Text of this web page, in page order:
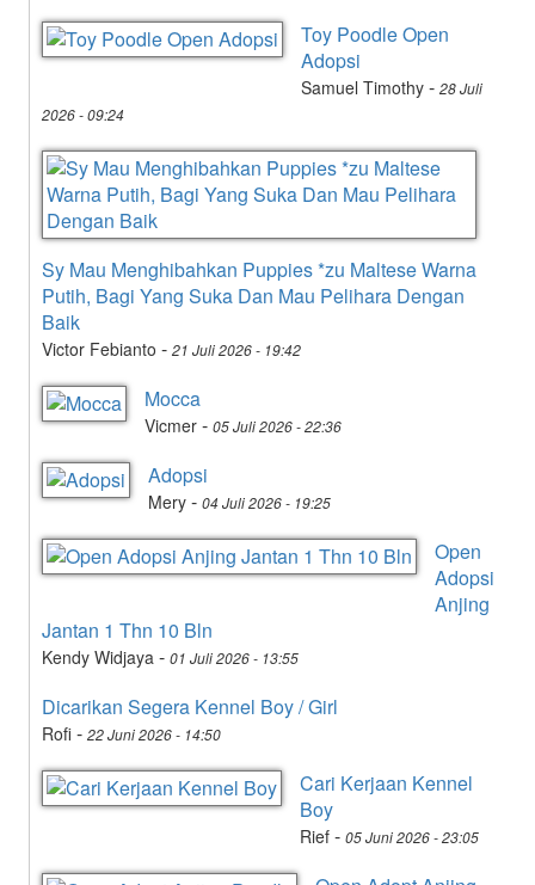
Toy Poodle Open
Adopsi
Samuel Timothy - 28 Juli
2026 - 09:24
Sy Mau Menghibahkan Puppies *zu Maltese Warna
Putih, Bagi Yang Suka Dan Mau Pelihara Dengan
Baik
Victor Febianto - 21 Juli 2026 - 19:42
Mocca
Vicmer - 05 Juli 2026 - 22:36
Adopsi
Mery - 04 Juli 2026 - 19:25
Open
Adopsi
Anjing
Jantan 1 Thn 10 Bln
Kendy Widjaya - 01 Juli 2026 - 13:55
Dicarikan Segera Kennel Boy / Girl
Rofi - 22 Juni 2026 - 14:50
Cari Kerjaan Kennel
Boy
Rief - 05 Juni 2026 - 23:05